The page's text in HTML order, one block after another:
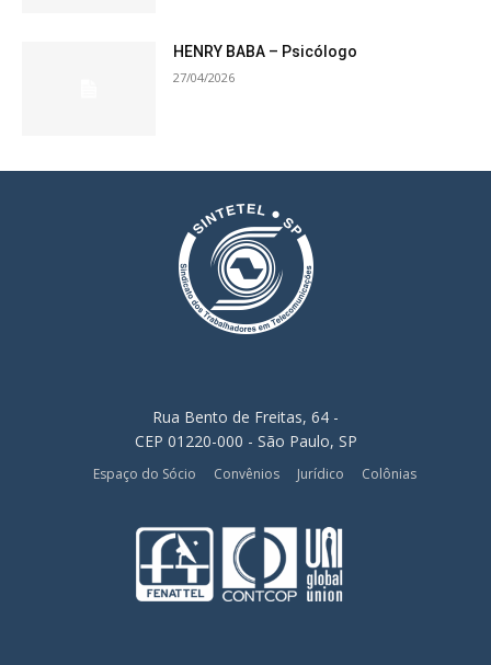
HENRY BABA – Psicólogo
27/04/2026
Rua Bento de Freitas, 64 -
CEP 01220-000 - São Paulo, SP
Espaço do Sócio Convênios Jurídico Colônias